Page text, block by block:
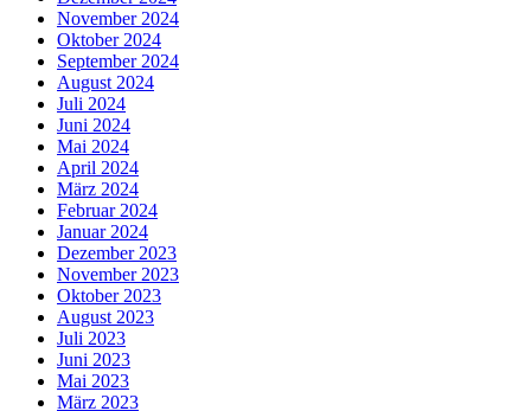
November 2024
Oktober 2024
September 2024
August 2024
Juli 2024
Juni 2024
Mai 2024
April 2024
März 2024
Februar 2024
Januar 2024
Dezember 2023
November 2023
Oktober 2023
August 2023
Juli 2023
Juni 2023
Mai 2023
März 2023